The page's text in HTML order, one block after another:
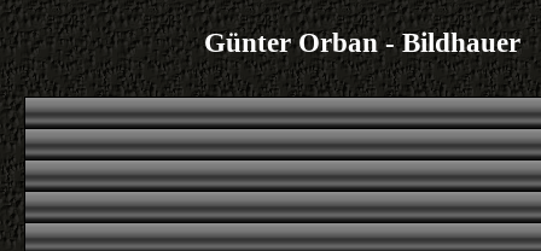
Günter Orban - Bildhauer
Übersicht |erstes|voriges|nächstes|letztes